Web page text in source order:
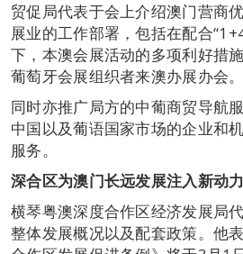
贸促局代表于会上介绍澳门营商
展业的工作部署，包括在配合
下，本澳会展活动的多项利好措
葡萄牙会展组织者来澳办展办会。
同时亦推广局方的中葡商贸导航
中国以及葡语国家市场的企业和
服务。
深合区为澳门长远发展注入新动力
横琴粤澳深度合作区经济发展局
整体发展概况以及配套政策。他